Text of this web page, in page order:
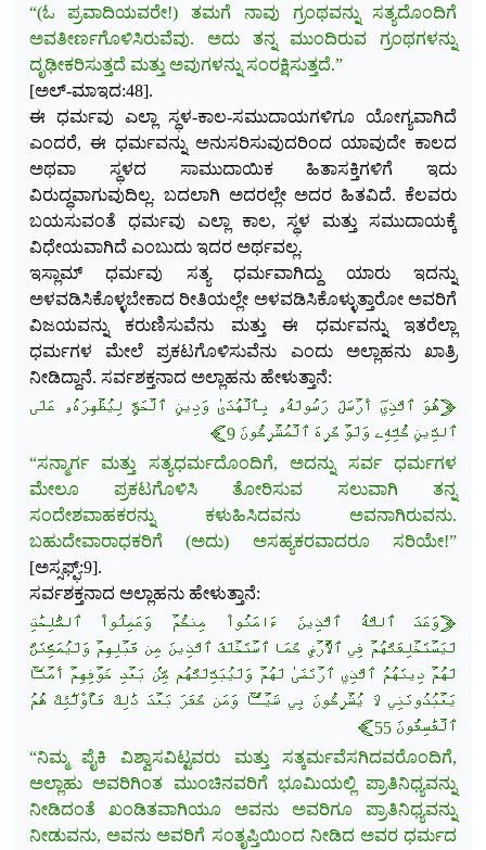
“(ಓ ಪ್ರವಾದಿಯವರೇ!) ತಮಗೆ ನಾವು ಗ್ರಂಥವನ್ನು ಸತ್ಯದೊಂದಿಗೆ
ಅವತೀರ್ಣಗೊಳಿಸಿರುವೆವು. ಅದು ತನ್ನ ಮುಂದಿರುವ ಗ್ರಂಥಗಳನ್ನು
ದೃಢೀಕರಿಸುತ್ತದೆ ಮತ್ತು ಅವುಗಳನ್ನು ಸಂರಕ್ಷಿಸುತ್ತದೆ.”
[ಅಲ್-ಮಾಇದ:48].
ಈ ಧರ್ಮವು ಎಲ್ಲಾ ಸ್ಥಳ-ಕಾಲ-ಸಮುದಾಯಗಳಿಗೂ ಯೋಗ್ಯವಾಗಿದೆ
ಎಂದರೆ, ಈ ಧರ್ಮವನ್ನು ಅನುಸರಿಸುವುದರಿಂದ ಯಾವುದೇ ಕಾಲದ
ಅಥವಾ ಸ್ಥಳದ ಸಾಮುದಾಯಿಕ ಹಿತಾಸಕ್ತಿಗಳಿಗೆ ಇದು
ವಿರುದ್ಧವಾಗುವುದಿಲ್ಲ. ಬದಲಾಗಿ ಅದರಲ್ಲೇ ಅದರ ಹಿತವಿದೆ. ಕೆಲವರು
ಬಯಸುವಂತೆ ಧರ್ಮವು ಎಲ್ಲಾ ಕಾಲ, ಸ್ಥಳ ಮತ್ತು ಸಮುದಾಯಕ್ಕೆ
ವಿಧೇಯವಾಗಿದೆ ಎಂಬುದು ಇದರ ಅರ್ಥವಲ್ಲ.
ಇಸ್ಲಾಮ್ ಧರ್ಮವು ಸತ್ಯ ಧರ್ಮವಾಗಿದ್ದು ಯಾರು ಇದನ್ನು
ಅಳವಡಿಸಿಕೊಳ್ಳಬೇಕಾದ ರೀತಿಯಲ್ಲೇ ಅಳವಡಿಸಿಕೊಳ್ಳುತ್ತಾರೋ ಅವರಿಗೆ
ವಿಜಯವನ್ನು ಕರುಣಿಸುವೆನು ಮತ್ತು ಈ ಧರ್ಮವನ್ನು ಇತರೆಲ್ಲಾ
ಧರ್ಮಗಳ ಮೇಲೆ ಪ್ರಕಟಗೊಳಿಸುವೆನು ಎಂದು ಅಲ್ಲಾಹನು ಖಾತ್ರಿ
ನೀಡಿದ್ದಾನೆ. ಸರ್ವಶಕ್ತನಾದ ಅಲ್ಲಾಹನು ಹೇಳುತ್ತಾನೆ:
﴿هُوَ ٱلَّذِيٓ أَرۡسَلَ رَسُولَهُۥ بِٱلۡهُدَىٰ وَدِينِ ٱلۡحَقِّ لِيُظۡهِرَهُۥ عَلَى
ٱلدِّينِ كُلِّهِۦ وَلَوۡ كَرِهَ ٱلۡمُشۡرِكُونَ 9﴾
“ಸನ್ಮಾರ್ಗ ಮತ್ತು ಸತ್ಯಧರ್ಮದೊಂದಿಗೆ, ಅದನ್ನು ಸರ್ವ ಧರ್ಮಗಳ
ಮೇಲೂ ಪ್ರಕಟಗೊಳಿಸಿ ತೋರಿಸುವ ಸಲುವಾಗಿ ತನ್ನ
ಸಂದೇಶವಾಹಕರನ್ನು ಕಳುಹಿಸಿದವನು ಅವನಾಗಿರುವನು.
ಬಹುದೇವಾರಾಧಕರಿಗೆ (ಅದು) ಅಸಹ್ಯಕರವಾದರೂ ಸರಿಯೇ!”
[ಅಸ್ಸಫ್ಫ್:9].
ಸರ್ವಶಕ್ತನಾದ ಅಲ್ಲಾಹನು ಹೇಳುತ್ತಾನೆ:
﴿وَعَدَ ٱللَّهُ ٱلَّذِينَ ءَامَنُواْ مِنكُمۡ وَعَمِلُواْ ٱلصَّٰلِحَٰتِ
لَيَسۡتَخۡلِفَنَّهُمۡ فِي ٱلۡأَرۡضِ كَمَا ٱسۡتَخۡلَفَ ٱلَّذِينَ مِن قَبۡلِهِمۡ وَلَيُمَكِّنَنَّ
لَهُمۡ دِينَهُمُ ٱلَّذِي ٱرۡتَضَىٰ لَهُمۡ وَلَيُبَدِّلَنَّهُم مِّنۢ بَعۡدِ خَوۡفِهِمۡ أَمۡنٗاۚ
يَعۡبُدُونَنِي لَا يُشۡرِكُونَ بِي شَيۡـٔٗاۚ وَمَن كَفَرَ بَعۡدَ ذَٰلِكَ فَأُوْلَٰٓئِكَ هُمُ
ٱلۡفَٰسِقُونَ 55﴾
“ನಿಮ್ಮ ಪೈಕಿ ವಿಶ್ವಾಸವಿಟ್ಟವರು ಮತ್ತು ಸತ್ಕರ್ಮವೆಸಗಿದವರೊಂದಿಗೆ,
ಅಲ್ಲಾಹು ಅವರಿಗಿಂತ ಮುಂಚಿನವರಿಗೆ ಭೂಮಿಯಲ್ಲಿ ಪ್ರಾತಿನಿಧ್ಯವನ್ನು
ನೀಡಿದಂತೆ ಖಂಡಿತವಾಗಿಯೂ ಅವನು ಅವರಿಗೂ ಪ್ರಾತಿನಿಧ್ಯವನ್ನು
ನೀಡುವನು, ಅವನು ಅವರಿಗೆ ಸಂತೃಪ್ತಿಯಿಂದ ನೀಡಿದ ಅವರ ಧರ್ಮದ